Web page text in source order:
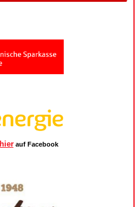
hierauf Facebook